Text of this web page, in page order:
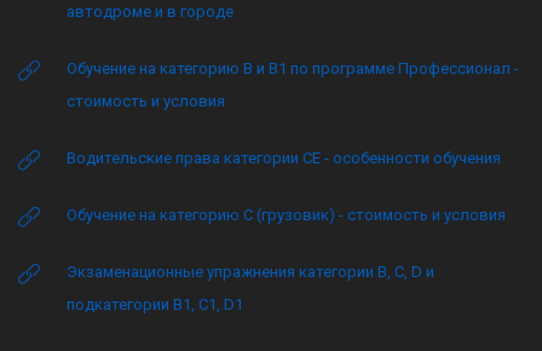
автодроме и в городе
Обучение на категорию B и B1 по программе Профессионал -
стоимость и условия
Водительские права категории CE - особенности обучения
Обучение на категорию C (грузовик) - стоимость и условия
Экзаменационные упражнения категории B, C, D и
подкатегории B1, C1, D1